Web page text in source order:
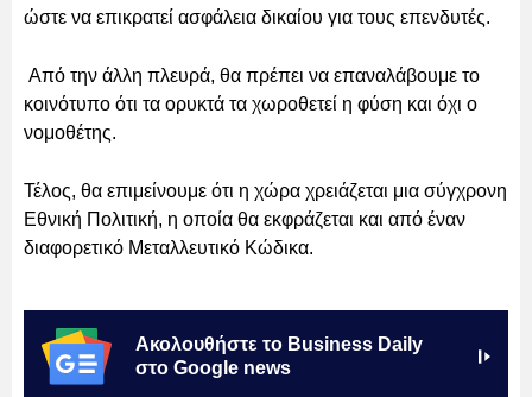
ώστε να επικρατεί ασφάλεια δικαίου για τους επενδυτές.
Από την άλλη πλευρά, θα πρέπει να επαναλάβουμε το
κοινότυπο ότι τα ορυκτά τα χωροθετεί η φύση και όχι ο
νομοθέτης.
Τέλος, θα επιμείνουμε ότι η χώρα χρειάζεται μια σύγχρονη
Εθνική Πολιτική, η οποία θα εκφράζεται και από έναν
διαφορετικό Μεταλλευτικό Κώδικα.
Ακολουθήστε το Business Daily
στο Google news